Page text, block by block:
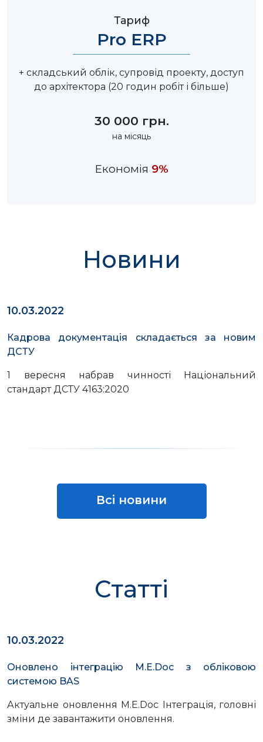
Тариф
Pro ERP
+ складський облік, супровід проекту, доступ
до архітектора (20 годин робіт і більше)
30 000 грн.
на місяць
Економія 9%
Новини
10.03.2022
Кадрова документація складається за новим
ДСТУ
1 вересня набрав чинності Національний
стандарт ДСТУ 4163:2020
Всі новини
Статті
10.03.2022
Оновлено інтеграцію M.E.Doc з обліковою
системою BAS
Актуальне оновлення M.E.Doc Інтеграція, головні
зміни де завантажити оновлення.